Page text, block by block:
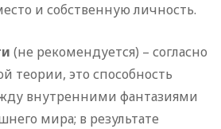
и собственную личность.
(не рекомендуется) – согласно
теории, это способность
внутренними фантазиями
мира; в результате